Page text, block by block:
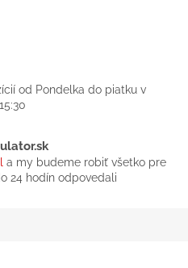
od Pondelka do piatku v
a my budeme robiť všetko pre
24 hodín odpovedali